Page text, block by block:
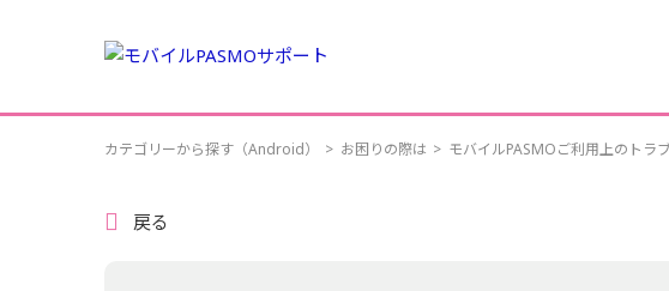
カテゴリーから探す（Android） > お困りの際は > モバイルPASMOご利用上のトラ
戻る